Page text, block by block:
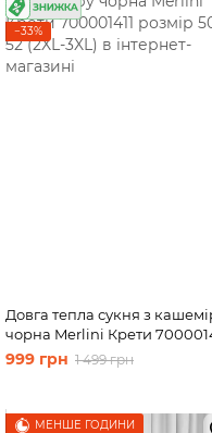
−33%
Довга тепла сукня з
чорна Merlini Крети
розмір 50-52 (2XL-3XL)
999 грн 1 499 грн
МЕНШЕ ГОДИНИ